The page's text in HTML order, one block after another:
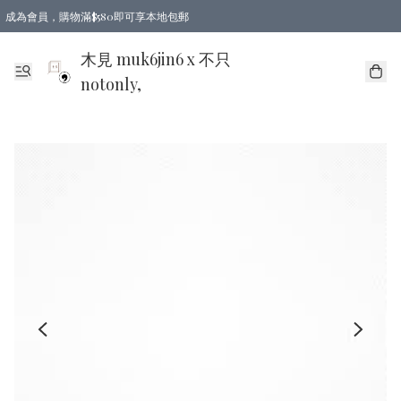
成為會員，購物滿$580即可享本地包郵
亞洲地區買滿$780包郵，歐美地區買滿$980包郵
木見 muk6jin6 x 不只
notonly,